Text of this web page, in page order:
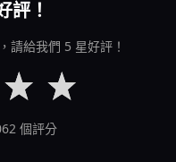
評！
請給我們 5 星好評！
個評分